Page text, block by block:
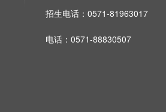
招生电话：0571-81963017
电话：0571-88830507